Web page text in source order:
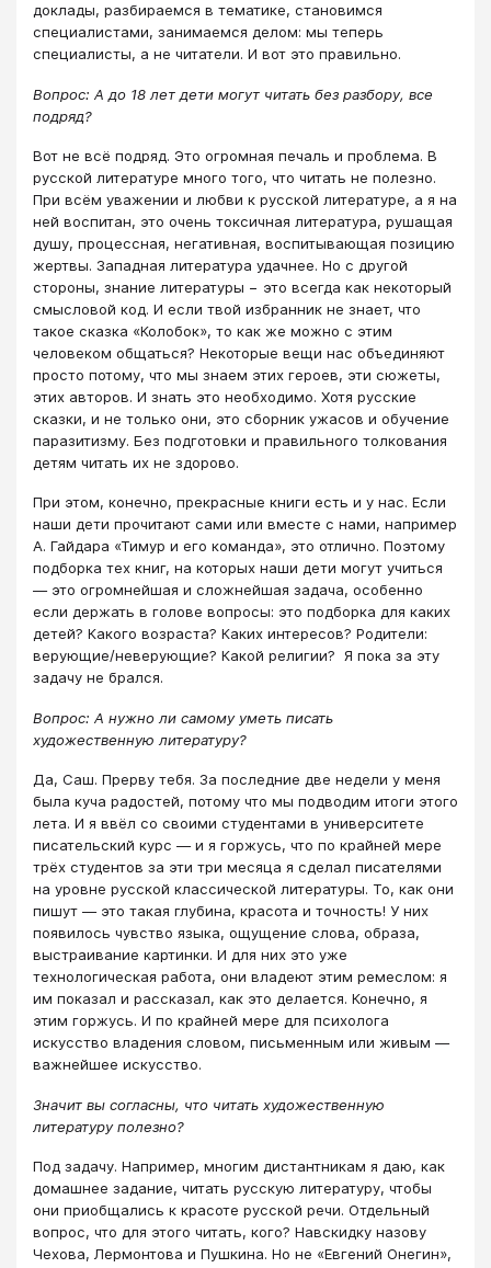
доклады, разбираемся в тематике, становимся
специалистами, занимаемся делом: мы теперь
специалисты, а не читатели. И вот это правильно.
Вопрос: А до 18 лет дети могут читать без разбору, все
подряд?
Вот не всё подряд. Это огромная печаль и проблема. В
русской литературе много того, что читать не полезно.
При всём уважении и любви к русской литературе, а я на
ней воспитан, это очень токсичная литература, рушащая
душу, процессная, негативная, воспитывающая позицию
жертвы. Западная литература удачнее. Но с другой
стороны, знание литературы − это всегда как некоторый
смысловой код. И если твой избранник не знает, что
такое сказка «Колобок», то как же можно с этим
человеком общаться? Некоторые вещи нас объединяют
просто потому, что мы знаем этих героев, эти сюжеты,
этих авторов. И знать это необходимо. Хотя русские
сказки, и не только они, это сборник ужасов и обучение
паразитизму. Без подготовки и правильного толкования
детям читать их не здорово.
При этом, конечно, прекрасные книги есть и у нас. Если
наши дети прочитают сами или вместе с нами, например
А. Гайдара «Тимур и его команда», это отлично. Поэтому
подборка тех книг, на которых наши дети могут учиться
— это огромнейшая и сложнейшая задача, особенно
если держать в голове вопросы: это подборка для каких
детей? Какого возраста? Каких интересов? Родители:
верующие/неверующие? Какой религии? Я пока за эту
задачу не брался.
Вопрос: А нужно ли самому уметь писать
художественную литературу?
Да, Саш. Прерву тебя. За последние две недели у меня
была куча радостей, потому что мы подводим итоги этого
лета. И я ввёл со своими студентами в университете
писательский курс — и я горжусь, что по крайней мере
трёх студентов за эти три месяца я сделал писателями
на уровне русской классической литературы. То, как они
пишут — это такая глубина, красота и точность! У них
появилось чувство языка, ощущение слова, образа,
выстраивание картинки. И для них это уже
технологическая работа, они владеют этим ремеслом: я
им показал и рассказал, как это делается. Конечно, я
этим горжусь. И по крайней мере для психолога
искусство владения словом, письменным или живым —
важнейшее искусство.
Значит вы согласны, что читать художественную
литературу полезно?
Под задачу. Например, многим дистантникам я даю, как
домашнее задание, читать русскую литературу, чтобы
они приобщались к красоте русской речи. Отдельный
вопрос, что для этого читать, кого? Навскидку назову
Чехова, Лермонтова и Пушкина. Но не «Евгений Онегин»,